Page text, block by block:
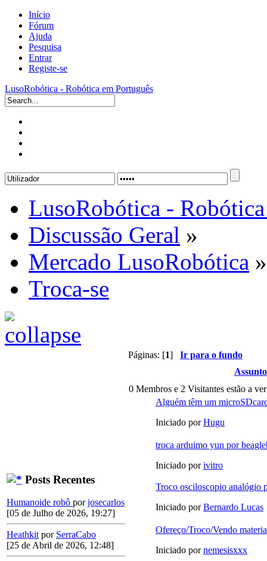
Início
Fórum
Ajuda
Pesquisa
Entrar
Registe-se
LusoRobótica - Robótica em Português
LusoRobótica -
Discussão Geral »
Mercado LusoRobótica »
Troca-se
Posts Recentes
Humanoide robô porjosecarlos
[05 de Julho de 2026, 19:27]
Heathkit por SerraCabo
[25 de Abril de 2026, 12:48]
Páginas: [1] Ir para o fundo
Assunto
0 Membros e 2 Visitantes estão a
Alguém têm um
Iniciado porHugu
troca arduimo yun por
Iniciado porivitro
Troco osciloscopio analógio
Iniciado porBernardo Lucas
Ofereço/Troco/Vendo
Iniciado pornemesisxxx